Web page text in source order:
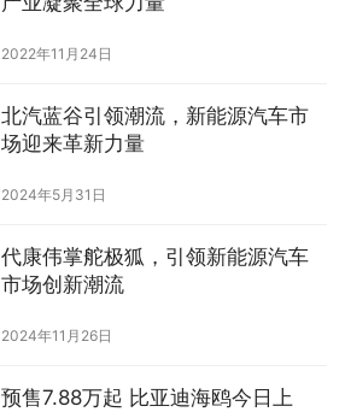
2022年11月24日
​北汽蓝谷引领潮流，新能源汽车市
场迎来革新力量
2024年5月31日
​代康伟掌舵极狐，引领新能源汽车
市场创新潮流
2024年11月26日
预售7.88万起 比亚迪海鸥今日上